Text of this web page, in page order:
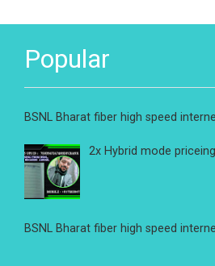
Popular
BSNL Bharat fiber high speed
2x Hybrid mode
BSNL Bharat fiber high speed